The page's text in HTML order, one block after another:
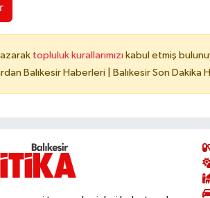
topluluk kurallarımızı kabul etmiş
Balıkesir Haberleri | Balıkesir Son